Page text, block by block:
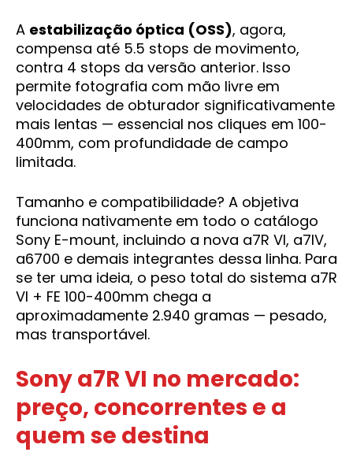
A estabilização óptica (OSS), agora,
compensa até 5.5 stops de movimento,
contra 4 stops da versão anterior. Isso
permite fotografia com mão livre em
velocidades de obturador significativamente
mais lentas — essencial nos cliques em 100-
400mm, com profundidade de campo
limitada.
Tamanho e compatibilidade? A objetiva
funciona nativamente em todo o catálogo
Sony E-mount, incluindo a nova a7R VI, a7IV,
a6700 e demais integrantes dessa linha. Para
se ter uma ideia, o peso total do sistema a7R
VI + FE 100-400mm chega a
aproximadamente 2.940 gramas — pesado,
mas transportável.
Sony a7R VI no mercado:
preço, concorrentes e a
quem se destina